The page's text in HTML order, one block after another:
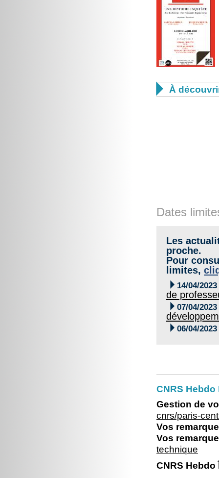
 À
Dates
Les
proche.
Pour
limites,
 14/04/2023
de
 07/04/2023
 06/04/2023
CNRS Hebdo
Gestion de
cnrs/paris-
Vos
Vos
technique
CNRS